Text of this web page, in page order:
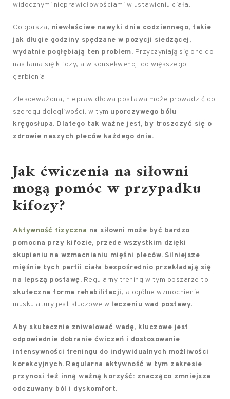
widocznymi nieprawidłowościami w ustawieniu ciała.
Co gorsza, niewłaściwe nawyki dnia codziennego, takie
jak długie godziny spędzane w pozycji siedzącej,
wydatnie pogłębiają ten problem. Przyczyniają się one do
nasilania się kifozy, a w konsekwencji do większego
garbienia.
Zlekceważona, nieprawidłowa postawa może prowadzić do
szeregu dolegliwości, w tym uporczywego bólu
kręgosłupa. Dlatego tak ważne jest, by troszczyć się o
zdrowie naszych pleców każdego dnia.
Jak ćwiczenia na siłowni
mogą pomóc w przypadku
kifozy?
Aktywność fizyczna na siłowni może być bardzo
pomocna przy kifozie, przede wszystkim dzięki
skupieniu na wzmacnianiu mięśni pleców. Silniejsze
mięśnie tych partii ciała bezpośrednio przekładają się
na lepszą postawę. Regularny trening w tym obszarze to
skuteczna forma rehabilitacji, a ogólne wzmocnienie
muskulatury jest kluczowe w leczeniu wad postawy.
Aby skutecznie zniwelować wadę, kluczowe jest
odpowiednie dobranie ćwiczeń i dostosowanie
intensywności treningu do indywidualnych możliwości
korekcyjnych. Regularna aktywność w tym zakresie
przynosi też inną ważną korzyść: znacząco zmniejsza
odczuwany ból i dyskomfort.